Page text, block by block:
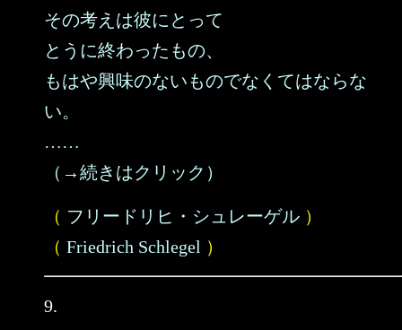
その考えは彼にとって
とうに終わったもの、
もはや興味のないものでなくてはならな
い。
……
（→続きはクリック）
（ フリードリヒ・シュレーゲル ）
（ Friedrich Schlegel ）
9.